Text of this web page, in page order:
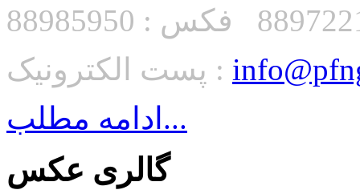
پست الکترونیک :
ادامه مطلب...
گالری عکس